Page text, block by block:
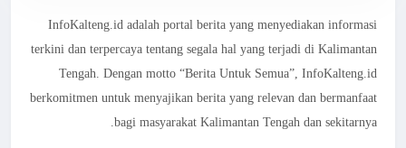
InfoKalteng.id adalah portal berita yang menyediakan informasi
terkini dan terpercaya tentang segala hal yang terjadi di Kalimantan
Tengah. Dengan motto “Berita Untuk Semua”, InfoKalteng.id
berkomitmen untuk menyajikan berita yang relevan dan bermanfaat
bagi masyarakat Kalimantan Tengah dan sekitarnya.